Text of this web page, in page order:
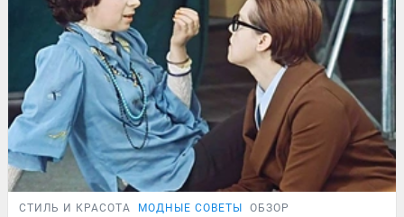
СТИЛЬ И КРАСОТА МОДНЫЕ СОВЕТЫ ОБЗОР